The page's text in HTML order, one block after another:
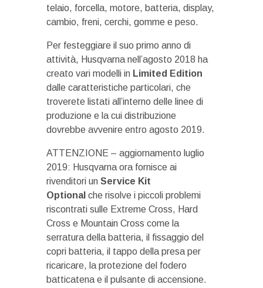
telaio, forcella, motore, batteria, display,
cambio, freni, cerchi, gomme e peso.
Per festeggiare il suo primo anno di
attività, Husqvarna nell’agosto 2018 ha
creato vari modelli in Limited Edition
dalle caratteristiche particolari, che
troverete listati all’interno delle linee di
produzione e la cui distribuzione
dovrebbe avvenire entro agosto 2019.
ATTENZIONE – aggiornamento luglio
2019: Husqvarna ora fornisce ai
rivenditori un Service Kit
Optional che risolve i piccoli problemi
riscontrati sulle Extreme Cross, Hard
Cross e Mountain Cross come la
serratura della batteria, il fissaggio del
copri batteria, il tappo della presa per
ricaricare, la protezione del fodero
batticatena e il pulsante di accensione.